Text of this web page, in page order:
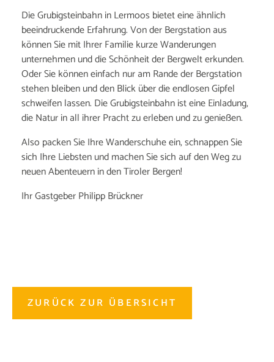
Die Grubigsteinbahn in Lermoos bietet eine ähnlich
beeindruckende Erfahrung. Von der Bergstation aus
können Sie mit Ihrer Familie kurze Wanderungen
unternehmen und die Schönheit der Bergwelt erkunden.
Oder Sie können einfach nur am Rande der Bergstation
stehen bleiben und den Blick über die endlosen Gipfel
schweifen lassen. Die Grubigsteinbahn ist eine Einladung,
die Natur in all ihrer Pracht zu erleben und zu genießen.
Also packen Sie Ihre Wanderschuhe ein, schnappen Sie
sich Ihre Liebsten und machen Sie sich auf den Weg zu
neuen Abenteuern in den Tiroler Bergen!
Ihr Gastgeber Philipp Brückner
ZURÜCK ZUR ÜBERSICHT